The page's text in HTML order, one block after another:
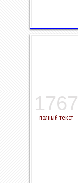
1767
полный текст